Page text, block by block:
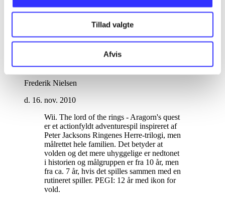
Tillad valgte
Afvis
Bibliotekernes vurdering
af
Frederik Nielsen
d. 16. nov. 2010
Wii. The lord of the rings - Aragorn's quest
er et actionfyldt adventurespil inspireret af
Peter Jacksons Ringenes Herre-trilogi, men
målrettet hele familien. Det betyder at
volden og det mere uhyggelige er nedtonet
i historien og målgruppen er fra 10 år, men
fra ca. 7 år, hvis det spilles sammen med en
rutineret spiller. PEGI: 12 år med ikon for
vold.